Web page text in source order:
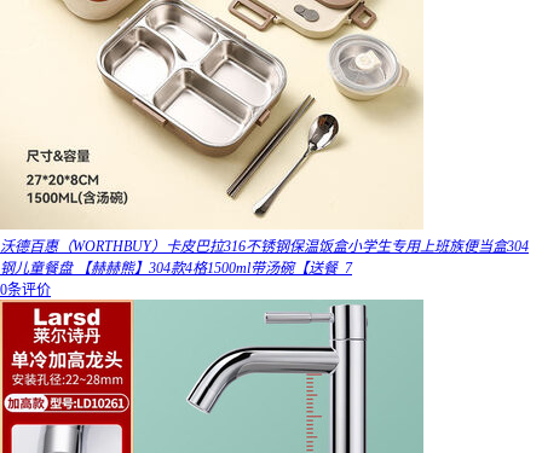
沃德百惠（WORTHBUY）卡皮巴拉316不锈钢保温饭盒小学生专用上班族便当盒304
钢儿童餐盘 【赫赫熊】304款4格1500ml带汤碗【送餐_7
0条评价